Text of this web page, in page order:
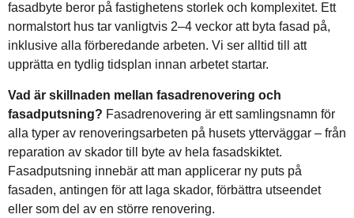
fasadbyte beror på fastighetens storlek och komplexitet. Ett
normalstort hus tar vanligtvis 2–4 veckor att byta fasad på,
inklusive alla förberedande arbeten. Vi ser alltid till att
upprätta en tydlig tidsplan innan arbetet startar.
Vad är skillnaden mellan fasadrenovering och
fasadputsning? Fasadrenovering är ett samlingsnamn för
alla typer av renoveringsarbeten på husets ytterväggar – från
reparation av skador till byte av hela fasadskiktet.
Fasadputsning innebär att man applicerar ny puts på
fasaden, antingen för att laga skador, förbättra utseendet
eller som del av en större renovering.